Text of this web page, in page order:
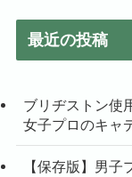
最近の投稿
ブリヂストン使
女子プロのキャ
【保存版】男